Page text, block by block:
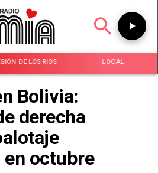
DE LOS RÍOS LOCAL
Bolivia:
derecha
octubre